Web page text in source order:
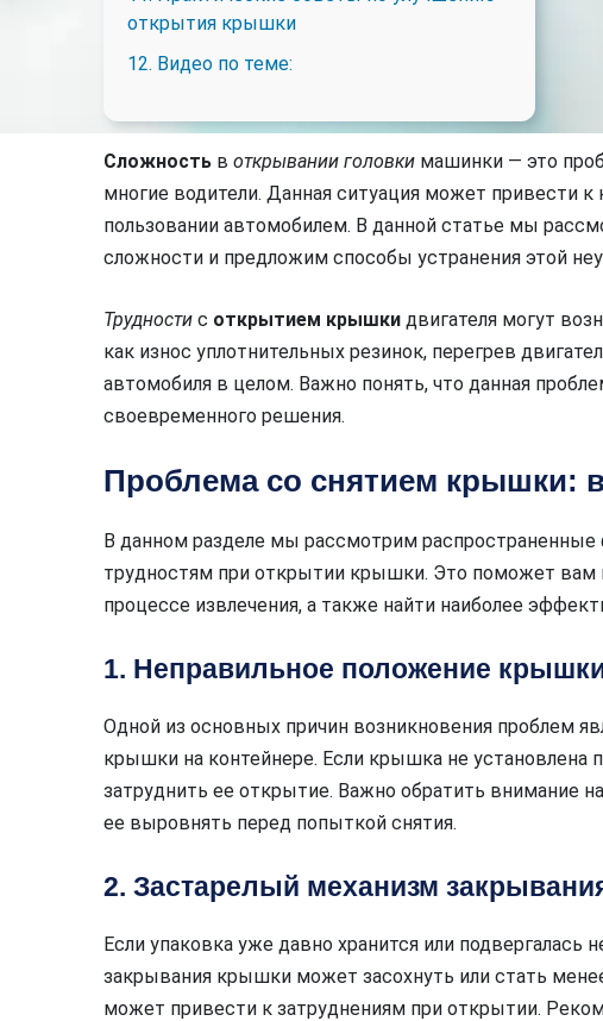
открытия крышки
12. Видео по теме:
Сложность в открывании головки машинки — это
многие водители. Данная ситуация может привести к
пользовании автомобилем. В данной статье мы
сложности и предложим способы устранения этой
Трудности с открытием крышки двигателя могут
как износ уплотнительных резинок, перегрев
автомобиля в целом. Важно понять, что данная
своевременного решения.
Проблема со снятием крышки:
В данном разделе мы рассмотрим
трудностям при открытии крышки. Это поможет вам
процессе извлечения, а также найти наиболее
1. Неправильное положение
Одной из основных причин возникновения проблем
крышки на контейнере. Если крышка не установлена
затруднить ее открытие. Важно обратить внимание
ее выровнять перед попыткой снятия.
2. Застарелый механизм
Если упаковка уже давно хранится или подвергалась
закрывания крышки может засохнуть или стать
может привести к затруднениям при открытии.